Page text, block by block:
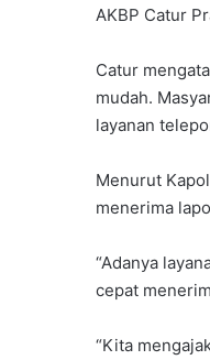
AKBP Catur
Catur
mudah.
layanan
Menurut
menerima
“Adanya
cepat
“Kita